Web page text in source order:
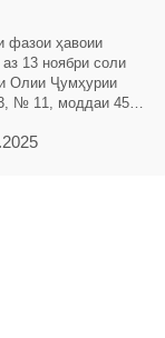
фазои ҳавоии
13 ноябри соли
Олии Ҷумҳурии
№ 11, моддаи 456)